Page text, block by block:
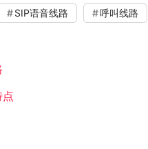
SIP语音线路 呼叫线路